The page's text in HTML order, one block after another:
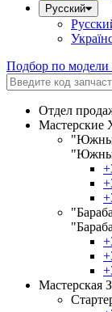
Русский
Подбор по модели
Отдел
Мастерские
Мастерская